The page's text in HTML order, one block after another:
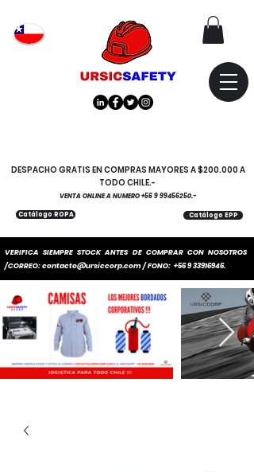
VERIFICA SIEMPRE STOCK ANTES DE COMPRAR CON NOSOTROS
/CORREO:contacto@ursiccorp.com/ FONO: +56 9 33916946.
Catálogo EPP
Catálogo ROPA
DESPACHO GRATIS EN COMPRAS MAYORES A $200.000 A
TODO CHILE.-
VENTA ONLINE A NUMERO+56 9 99456250.-